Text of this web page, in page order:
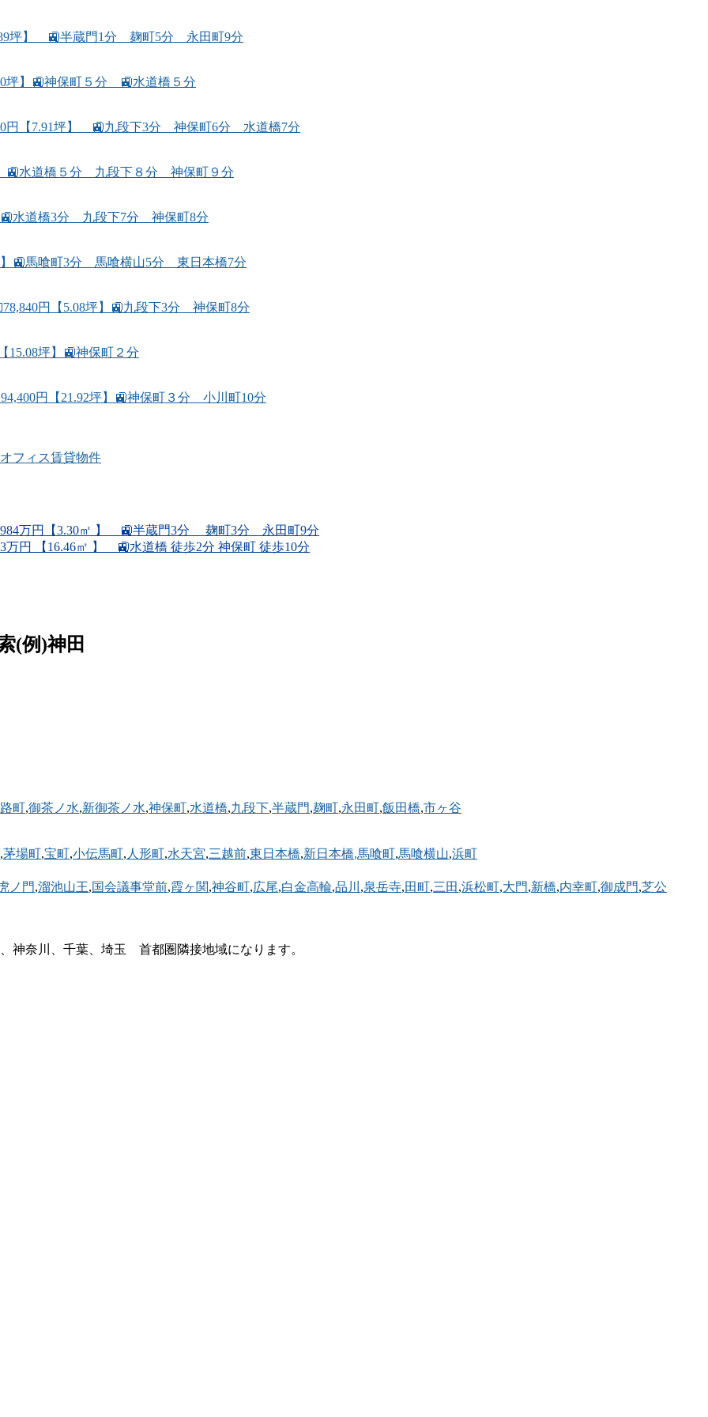
坪】 🚉半蔵門1分 麹町5分 永田町9分
坪】🚉神保町５分 🚉水道橋５分
円【7.91坪】 🚉九段下3分 神保町6分 水道橋7分
】🚉水道橋５分 九段下８分 神保町９分
🚉水道橋3分 九段下7分 神保町8分
】🚉馬喰町3分 馬喰横山5分 東日本橋7分
円【5.08坪】🚉九段下3分 神保町8分
15.08坪】🚉神保町２分
円【21.92坪】🚉神保町３分 小川町10分
フィス賃貸物件
万円【3.30㎡ 】 🚉半蔵門3分 麹町3分 永田町9分
万円 【16.46㎡ 】 🚉水道橋 徒歩2分 神保町 徒歩10分
)神田
町,御茶ノ水,新御茶ノ水,神保町,水道橋,九段下,半蔵門,麹町,永田町,飯田橋,市ヶ谷
,茅場町,宝町,小伝馬町, 人形町,水天宮,三越前,東日本橋,新日本橋,馬喰町,馬喰横山,浜町
ノ門,溜池山王,国会議事堂前,霞ヶ関,神谷町,広尾,白金高輪,品川 ,泉岳寺,田町,三田 ,浜松町,大門,新橋,内幸町,御成門,芝公
神奈川、千葉、埼玉 首都圏隣接地域になります。